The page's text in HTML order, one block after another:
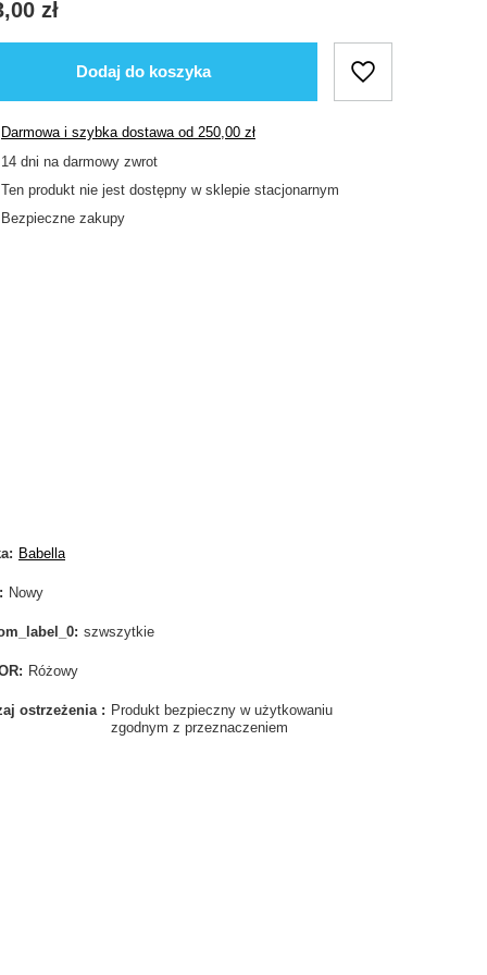
zł
Dodaj do koszyka
Darmowa i szybka dostawa od 250,00 zł
14 dni na darmowy zwrot
Ten produkt nie jest dostępny w sklepie stacjonarnym
Bezpieczne zakupy
Babella
Nowy
szwszytkie
Różowy
ostrzeżenia
Produkt bezpieczny w użytkowaniu
zgodnym z przeznaczeniem